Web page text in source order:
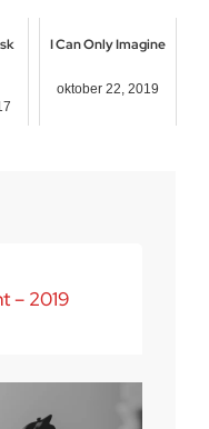
I Can Only Imagine
oktober 22, 2019
– 2019